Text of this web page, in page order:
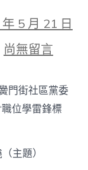
5 月 21 日
在
〈扎
社
區
22
億
嵐
尚無留言
門街社區黨委
位學雷鋒標
主題）